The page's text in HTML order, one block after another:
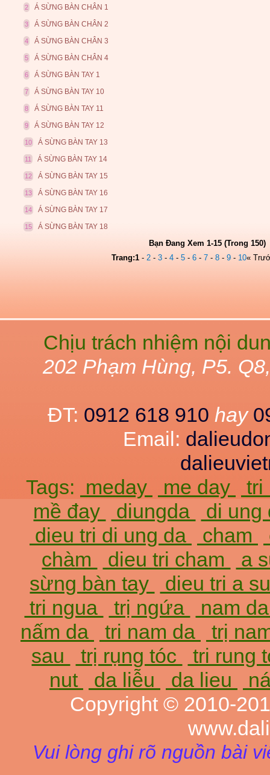
2 Á SỪNG BÀN CHÂN 1
3 Á SỪNG BÀN CHÂN 2
4 Á SỪNG BÀN CHÂN 3
5 Á SỪNG BÀN CHÂN 4
6 Á SỪNG BÀN TAY 1
7 Á SỪNG BÀN TAY 10
8 Á SỪNG BÀN TAY 11
9 Á SỪNG BÀN TAY 12
10 Á SỪNG BÀN TAY 13
11 Á SỪNG BÀN TAY 14
12 Á SỪNG BÀN TAY 15
13 Á SỪNG BÀN TAY 16
14 Á SỪNG BÀN TAY 17
15 Á SỪNG BÀN TAY 18
Bạn Đang Xem 1-15 (Trong 150)
Trang:1 -2 -3 -4 -5 -6 -7 -8 -9 - 10«
Chịu trách nhiệm nội
202 Phạm Hùng, P5.
ĐT: 0912 618 910 hay
Email:
Tags: meday me day
tri
mề đay
diungda
di
dieu tri di ung da
cham
chàm
dieu tri cham
a
sừng bàn tay
dieu tri a
tri ngua
trị ngứa
nam
nấm da
tri nam da
trị
sau
trị rụng tóc
tri rung
nut
da liễu da lieu
Copyright © 2010-
Vui lòng ghi rõ nguồn bài